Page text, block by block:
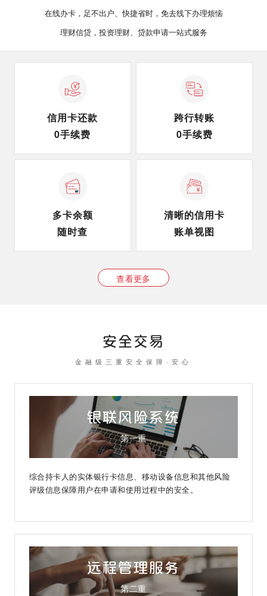
在线办卡，足不出户、快捷省时，免去线下办理烦恼
理财信贷，投资理财、贷款申请一站式服务
信用卡还款
0手续费
跨行转账
0手续费
多卡余额
随时查
清晰的信用卡
账单视图
查看更多
安全交易
金融级三重安全保障·安心
银联风险系统
第一重
综合持卡人的实体银行卡信息、移动设备信息和其他风险
评级信息保障用户在申请和使用过程中的安全。
远程管理服务
第二重